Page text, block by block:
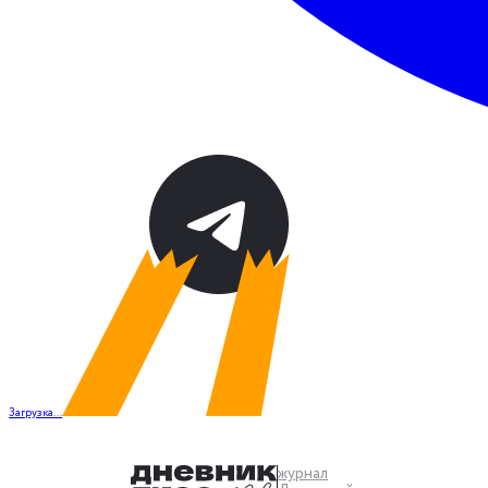
Загрузка...
журнал